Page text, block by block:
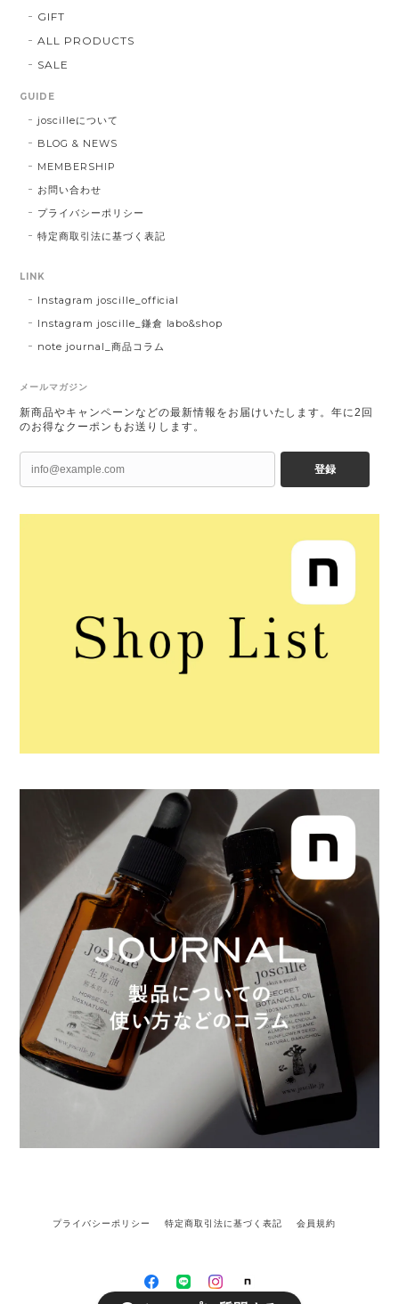
GIFT
ALL PRODUCTS
SALE
GUIDE
joscilleについて
BLOG & NEWS
MEMBERSHIP
お問い合わせ
プライバシーポリシー
特定商取引法に基づく表記
LINK
Instagram joscille_official
Instagram joscille_鎌倉 labo&shop
note journal_商品コラム
メールマガジン
新商品やキャンペーンなどの最新情報をお届けいたします。年に2回
のお得なクーポンもお送りします。
登録
プライバシーポリシー 特定商取引法に基づく表記 会員規約